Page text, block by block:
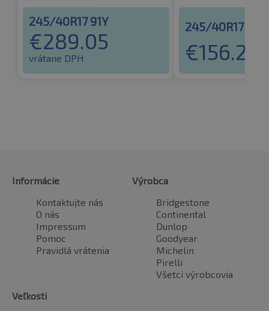
245/40R17 91Y
€289.05
vrátane DPH
245/40R17 91Y
€156.26
Informácie
Kontaktujte nás
O nás
Impressum
Pomoc
Pravidlá vrátenia
Výrobca
Bridgestone
Continental
Dunlop
Goodyear
Michelin
Pirelli
Všetci výrobcovia
Veľkosti